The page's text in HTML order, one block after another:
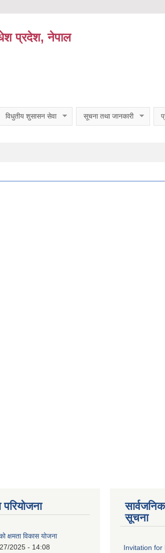
प्रदेश, नेपाल
विधुतीय शुसासन सेवा सूचना तथा जानकारी
क्षमता विकास योजना
2025 - 14:08
सूचना
Invitation for